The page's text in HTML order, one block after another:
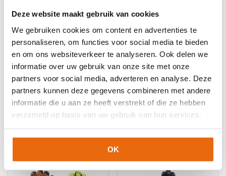
Deze website maakt gebruik van cookies
We gebruiken cookies om content en advertenties te
personaliseren, om functies voor social media te bieden
en om ons websiteverkeer te analyseren. Ook delen we
informatie over uw gebruik van onze site met onze
partners voor social media, adverteren en analyse. Deze
partners kunnen deze gegevens combineren met andere
informatie die u aan ze heeft verstrekt of die ze hebben
verzameld op basis van uw gebruik van hun services.
OK
Let op!Houd rekening met 1-2 werkdagen extra levertijd
voor bedrukte artikelen.
Bedrukte artikelen kunnen wij helaas niet terugnemen.
Artikelnummer:Reusch Combideal Fastgrip Infinity &
Fastgrip Fusion Categorieën: Combideals,Geen categorie
Gerelateerde producten